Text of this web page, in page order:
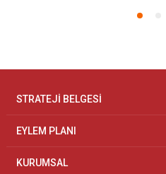
STRATEJİ BELGESİ
EYLEM PLANI
KURUMSAL